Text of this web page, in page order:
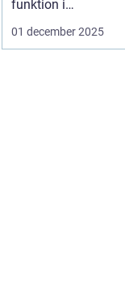
funktion i
Stockholm....
01 december 2025